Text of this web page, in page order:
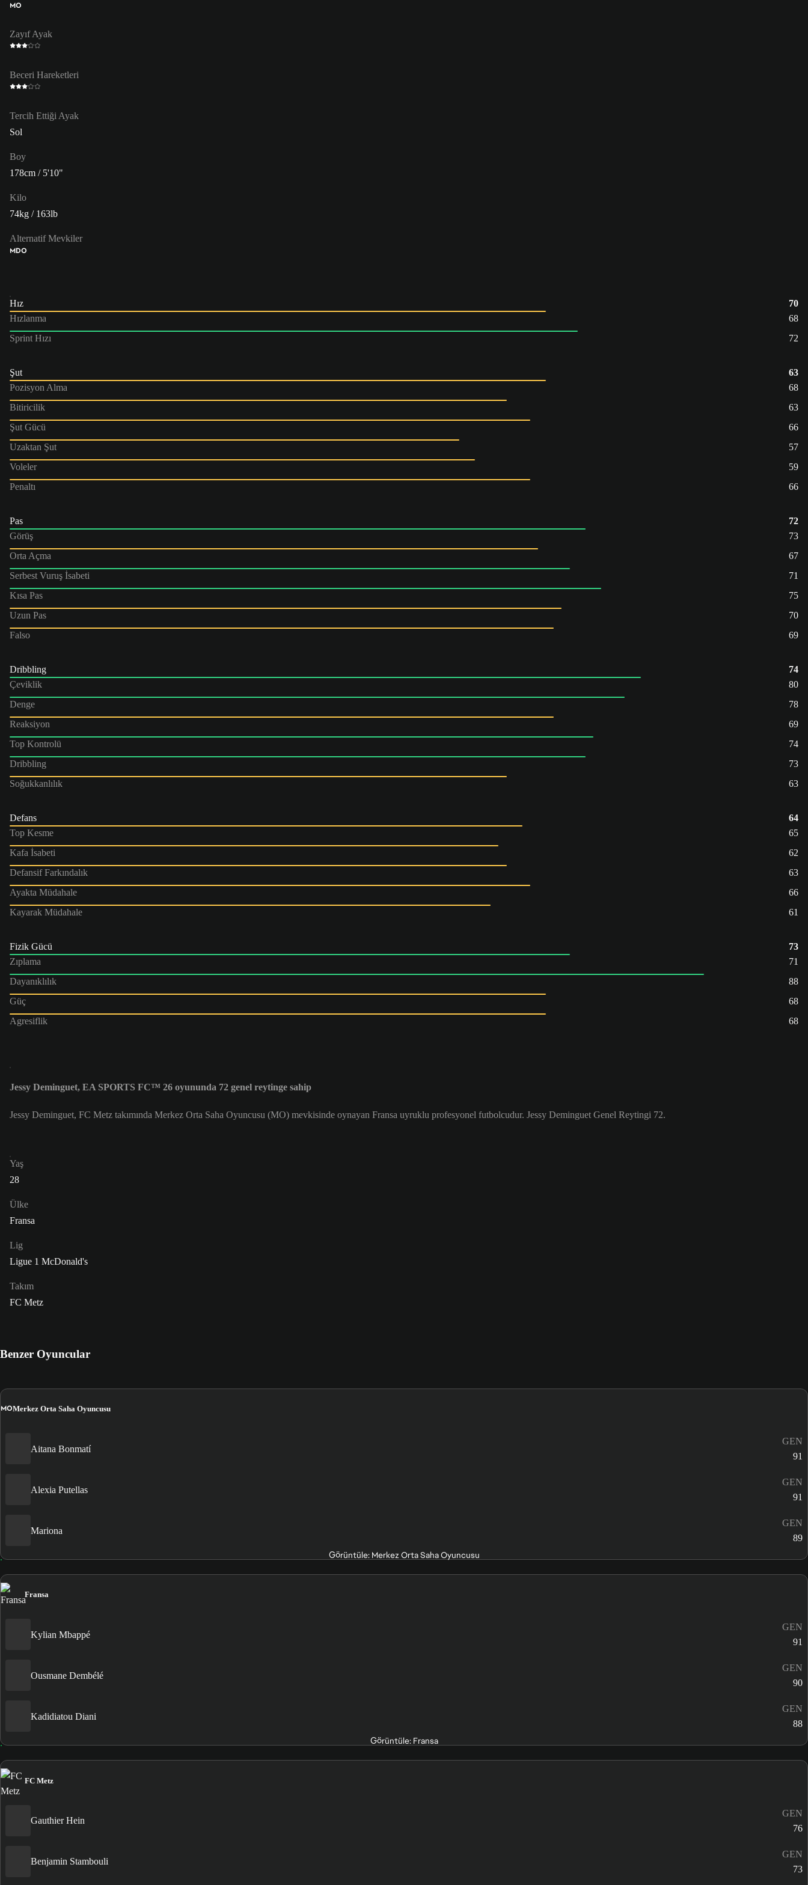
MO
Zayıf Ayak
Beceri Hareketleri
Tercih Ettiği Ayak
Sol
Boy
178cm / 5'10"
Kilo
74kg / 163lb
Alternatif Mevkiler
MDO
Hız
70
Hızlanma
68
Sprint Hızı
72
Şut
63
Pozisyon Alma
68
Bitiricilik
63
Şut Gücü
66
Uzaktan Şut
57
Voleler
59
Penaltı
66
Pas
72
Görüş
73
Orta Açma
67
Serbest Vuruş İsabeti
71
Kısa Pas
75
Uzun Pas
70
Falso
69
Dribbling
74
Çeviklik
80
Denge
78
Reaksiyon
69
Top Kontrolü
74
Dribbling
73
Soğukkanlılık
63
Defans
64
Top Kesme
65
Kafa İsabeti
62
Defansif Farkındalık
63
Ayakta Müdahale
66
Kayarak Müdahale
61
Fizik Gücü
73
Zıplama
71
Dayanıklılık
88
Güç
68
Agresiflik
68
Jessy Deminguet, EA SPORTS FC™ 26 oyununda 72 genel reytinge sahip
Jessy Deminguet, FC Metz takımında Merkez Orta Saha Oyuncusu (MO) mevkisinde oynayan Fransa uyruklu profesyonel futbolcudur. Jessy Deminguet Genel Reytingi 72.
Yaş
28
Ülke
Fransa
Lig
Ligue 1 McDonald's
Takım
FC Metz
Benzer Oyuncular
MOMerkez Orta Saha Oyuncusu
Aitana Bonmatí
GEN
91
Alexia Putellas
GEN
91
Mariona
GEN
89
Görüntüle: Merkez Orta Saha Oyuncusu
Fransa
Kylian Mbappé
GEN
91
Ousmane Dembélé
GEN
90
Kadidiatou Diani
GEN
88
Görüntüle: Fransa
FC Metz
Gauthier Hein
GEN
76
Benjamin Stambouli
GEN
73